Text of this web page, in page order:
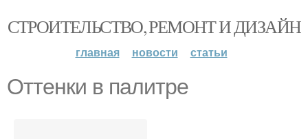
СТРОИТЕЛЬСТВО, РЕМОНТ И ДИЗАЙН
главная новости статьи
Оттенки в палитре